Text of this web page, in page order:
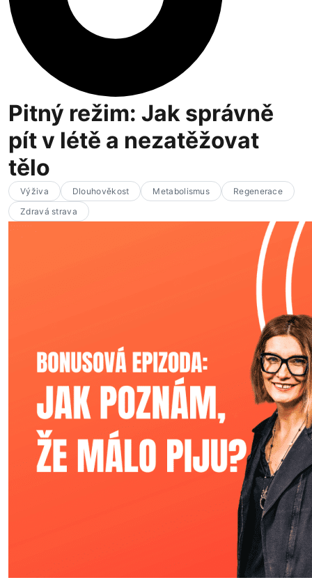
Pitný režim: Jak správně
pít v létě a nezatěžovat
tělo
Výživa Dlouhověkost Metabolismus
Regenerace
Zdravá strava